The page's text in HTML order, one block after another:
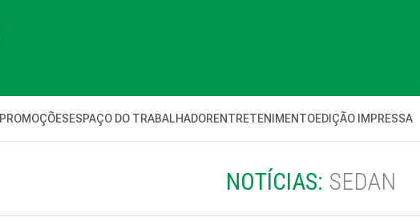
PROMOÇÕESESPAÇO DO TRABALHADORENTRETENIMENTOEDIÇÃO IMPRESSA
NOTÍCIAS: SEDAN